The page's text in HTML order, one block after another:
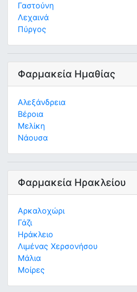
Γαστούνη
Λεχαινά
Πύργος
Φαρμακεία Ημαθίας
Αλεξάνδρεια
Βέροια
Μελίκη
Νάουσα
Φαρμακεία Ηρακλείου
Αρκαλοχώρι
Γάζι
Ηράκλειο
Λιμένας Χερσονήσου
Μάλια
Μοίρες